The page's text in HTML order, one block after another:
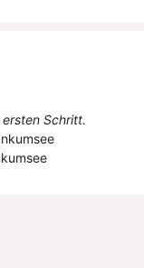
Schritt.